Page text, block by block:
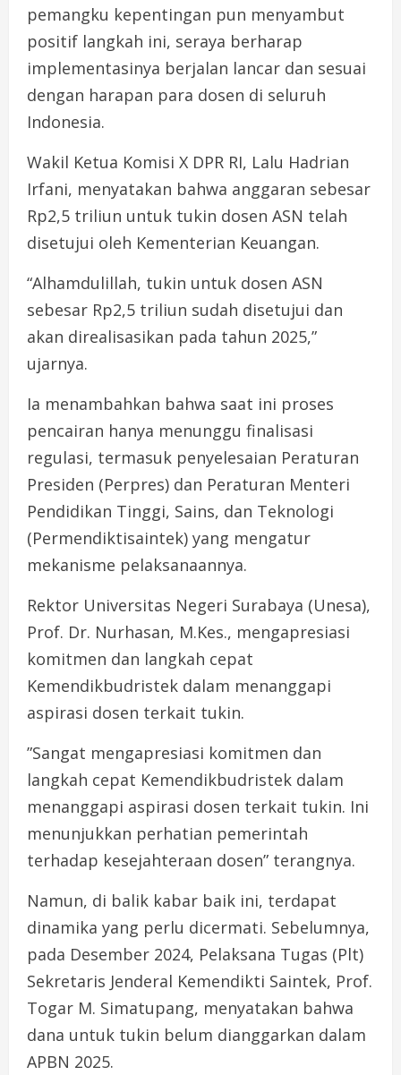
pemangku kepentingan pun menyambut
positif langkah ini, seraya berharap
implementasinya berjalan lancar dan sesuai
dengan harapan para dosen di seluruh
Indonesia.
Wakil Ketua Komisi X DPR RI, Lalu Hadrian
Irfani, menyatakan bahwa anggaran sebesar
Rp2,5 triliun untuk tukin dosen ASN telah
disetujui oleh Kementerian Keuangan.
“Alhamdulillah, tukin untuk dosen ASN
sebesar Rp2,5 triliun sudah disetujui dan
akan direalisasikan pada tahun 2025,”
ujarnya.
Ia menambahkan bahwa saat ini proses
pencairan hanya menunggu finalisasi
regulasi, termasuk penyelesaian Peraturan
Presiden (Perpres) dan Peraturan Menteri
Pendidikan Tinggi, Sains, dan Teknologi
(Permendiktisaintek) yang mengatur
mekanisme pelaksanaannya.
Rektor Universitas Negeri Surabaya (Unesa),
Prof. Dr. Nurhasan, M.Kes., mengapresiasi
komitmen dan langkah cepat
Kemendikbudristek dalam menanggapi
aspirasi dosen terkait tukin.
”Sangat mengapresiasi komitmen dan
langkah cepat Kemendikbudristek dalam
menanggapi aspirasi dosen terkait tukin. Ini
menunjukkan perhatian pemerintah
terhadap kesejahteraan dosen” terangnya.
Namun, di balik kabar baik ini, terdapat
dinamika yang perlu dicermati. Sebelumnya,
pada Desember 2024, Pelaksana Tugas (Plt)
Sekretaris Jenderal Kemendikti Saintek, Prof.
Togar M. Simatupang, menyatakan bahwa
dana untuk tukin belum dianggarkan dalam
APBN 2025.